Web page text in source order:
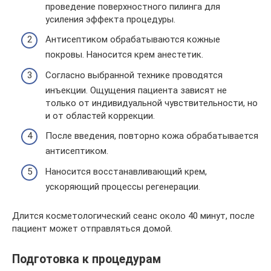
проведение поверхностного пилинга для
усиления эффекта процедуры.
Антисептиком обрабатываются кожные
покровы. Наносится крем анестетик.
Согласно выбранной технике проводятся
инъекции. Ощущения пациента зависят не
только от индивидуальной чувствительности, но
и от областей коррекции.
После введения, повторно кожа обрабатывается
антисептиком.
Наносится восстанавливающий крем,
ускоряющий процессы регенерации.
Длится косметологический сеанс около 40 минут, после
пациент может отправляться домой.
Подготовка к процедурам